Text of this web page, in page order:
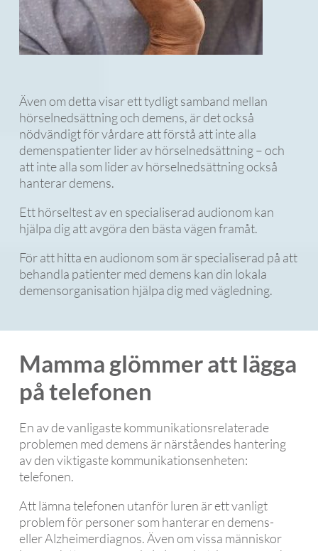
Även om detta visar ett tydligt samband mellan
hörselnedsättning och demens, är det också
nödvändigt för vårdare att förstå att inte alla
demenspatienter lider av hörselnedsättning – och
att inte alla som lider av hörselnedsättning också
hanterar demens.
Ett hörseltest av en specialiserad audionom kan
hjälpa dig att avgöra den bästa vägen framåt.
För att hitta en audionom som är specialiserad på att
behandla patienter med demens kan din lokala
demensorganisation hjälpa dig med vägledning.
Mamma glömmer att lägga
på telefonen
En av de vanligaste kommunikationsrelaterade
problemen med demens är närståendes hantering
av den viktigaste kommunikationsenheten:
telefonen.
Att lämna telefonen utanför luren är ett vanligt
problem för personer som hanterar en demens-
eller Alzheimerdiagnos. Även om vissa människor